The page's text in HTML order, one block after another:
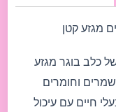
מגזע קטן
כלב בוגר מגזע
וחומרים
חיים עם עיכול